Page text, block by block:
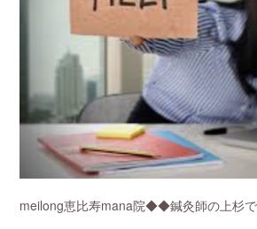
meilong恵比寿mana院◆◆鍼灸師の上杉で